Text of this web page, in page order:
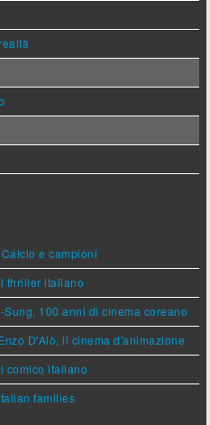
e campioni
thriller italiano
100 anni di cinema coreano
D'Alò, il cinema d'animazione
comico italiano
families